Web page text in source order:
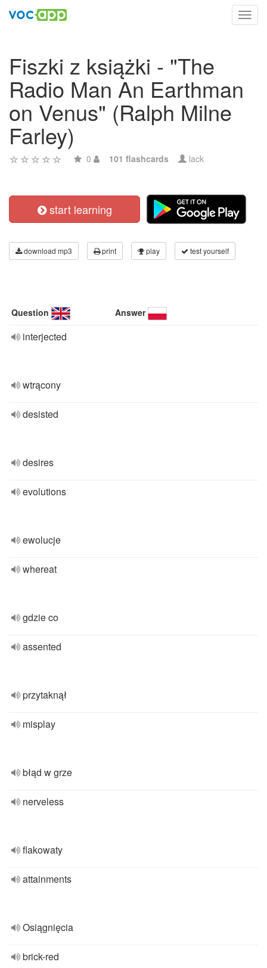
Fiszki z książki - "The
Radio Man An Earthman
on Venus" (Ralph Milne
Farley)
0 101 flashcards lack
start learning
download mp3 print play test yourself
Question Answer
interjected
wtrącony
desisted
desires
evolutions
ewolucje
whereat
gdzie co
assented
przytaknął
misplay
błąd w grze
nerveless
flakowaty
attainments
Osiągnięcia
brick-red